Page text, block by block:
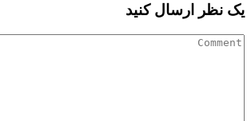
یک نظر ارسال کنید